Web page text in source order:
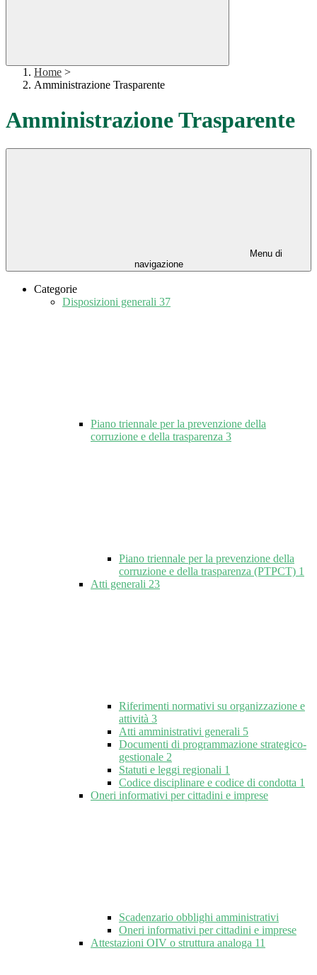
Home >
Amministrazione Trasparente
Amministrazione Trasparente
Menu di
navigazione
Categorie
Disposizioni generali 37
Piano triennale per la prevenzione della
corruzione e della trasparenza 3
Piano triennale per la prevenzione della
corruzione e della trasparenza (PTPCT) 1
Atti generali 23
Riferimenti normativi su organizzazione e
attività 3
Atti amministrativi generali 5
Documenti di programmazione strategico-
gestionale 2
Statuti e leggi regionali 1
Codice disciplinare e codice di condotta 1
Oneri informativi per cittadini e imprese
Scadenzario obblighi amministrativi
Oneri informativi per cittadini e imprese
Attestazioni OIV o struttura analoga 11